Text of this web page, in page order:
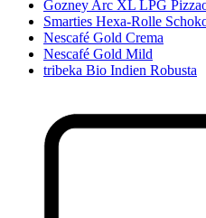
Gozney Arc XL LPG
Smarties Hexa-Rolle
Nescafé Gold Crema
Nescafé Gold Mild
tribeka Bio Indien Robusta